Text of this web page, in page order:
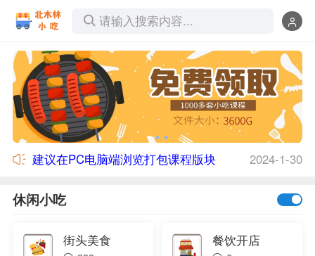
请输入搜索内容...
2023-11-20
北木林小吃网站版权声明
2024-1-30
建议在PC电脑端浏览打包课程版块
2023-11-20
北木林小吃网站版权声明
2024-1-30
建议在PC电脑端浏览打包课程版块
休闲小吃
街头美食 餐饮开店